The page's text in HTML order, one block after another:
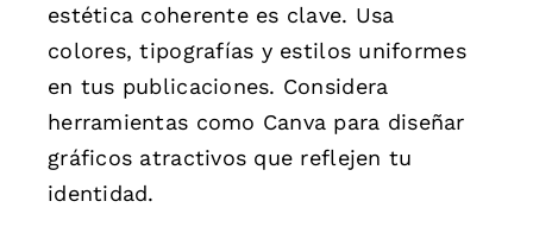
estética coherente es clave. Usa
colores, tipografías y estilos uniformes
en tus publicaciones. Considera
herramientas como Canva para diseñar
gráficos atractivos que reflejen tu
identidad.